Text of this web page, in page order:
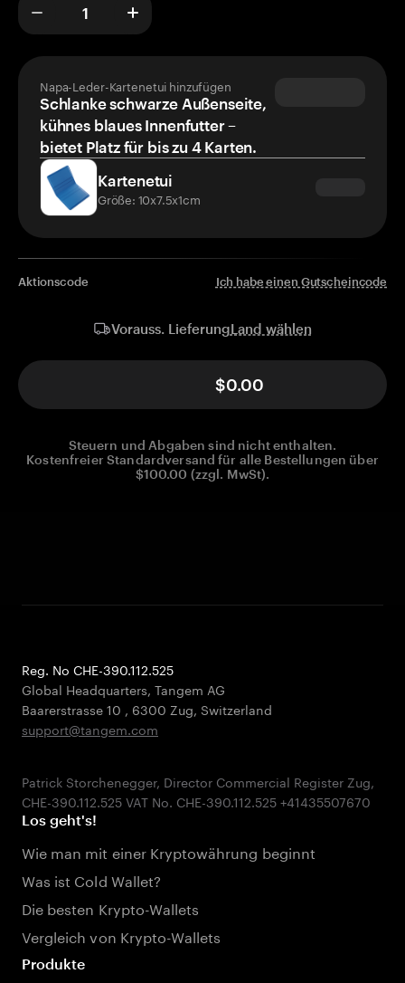
Napa-Leder-Kartenetui hinzufügen
Schlanke schwarze Außenseite,
kühnes blaues Innenfutter –
bietet Platz für bis zu 4 Karten.
Kartenetui
Größe: 10x7.5x1cm
Aktionscode Ich habe einen Gutscheincode
Vorauss. LieferungLand wählen
$0.00
Steuern und Abgaben sind nicht enthalten.
Kostenfreier Standardversand für alle Bestellungen über
$100.00 (zzgl. MwSt).
Reg. No CHE-390.112.525
Global Headquarters, Tangem AG
Baarerstrasse 10 , 6300 Zug, Switzerland
support@tangem.com
Patrick Storchenegger, Director Commercial Register Zug,
Los geht's!
Wie man mit einer Kryptowährung beginnt
Was ist Cold Wallet?
Die besten Krypto-Wallets
Vergleich von Krypto-Wallets
Produkte